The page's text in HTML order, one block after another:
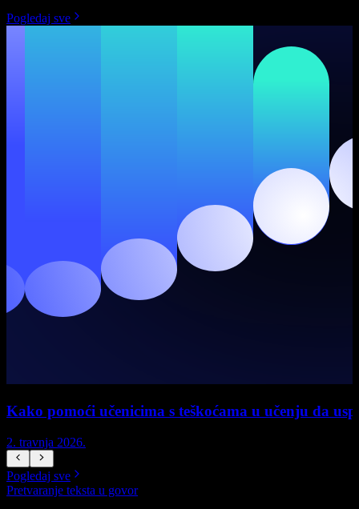
Pogledaj sve
Kako pomoći učenicima s teškoćama u učenju da
2. travnja 2026.
Pogledaj sve
Pretvaranje teksta u govor